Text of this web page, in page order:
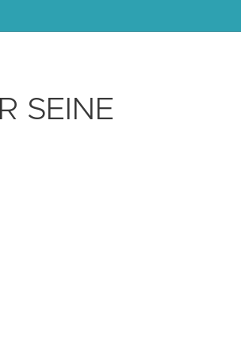
SEINE